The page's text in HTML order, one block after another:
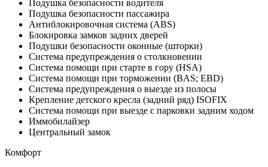
Подушка безопасности водителя
Подушка безопасности пассажира
Антиблокировочная система (ABS)
Блокировка замков задних дверей
Подушки безопасности оконные (шторки)
Система предупреждения о столкновении
Система помощи при старте в гору (HSA)
Система помощи при торможении (BAS; EBD)
Система предупреждения о выезде из полосы
Крепление детского кресла (задний ряд) ISOFIX
Система помощи при выезде с парковки задним ходом
Иммобилайзер
Центральный замок
Комфорт